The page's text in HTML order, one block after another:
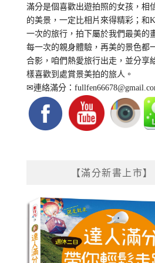
滿分是個喜歡出遊拍照的女孩，相
的美景，一定比相片來得精彩；和
一次的旅行，拍下屬於我們最美的
每一次的親身體驗，再美的景色都
合影，咱們熱愛旅行出走，並分享
樣喜歡到處賞景美拍的旅人。
✉連絡滿分：
【滿分新書上市】